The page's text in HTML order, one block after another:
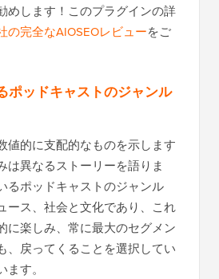
めします！このプラグインの詳
の完全なAIOSEOレビューをご
ポッドキャストのジャンル
値的に支配的なものを示します
は異なるストーリーを語りま
るポッドキャストのジャンル
ース、社会と文化であり、これ
に楽しみ、常に最大のセグメン
、戻ってくることを選択してい
す。